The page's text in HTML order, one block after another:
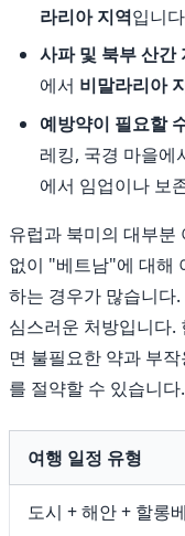
라리아 지역입니
사파 및 북부 산간
에서 비말라리아
예방약이 필요할
레킹, 국경 마을에
에서 임업이나 보
유럽과 북미의 대부분
없이 "베트남"에 대해
하는 경우가 많습니다
심스러운 처방입니다.
면 불필요한 약과 부
를 절약할 수 있습니다.
여행 일정 유형
도시 + 해안 + 할롱